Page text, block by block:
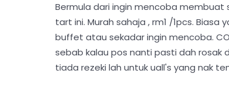
Bermula dari ingin mencoba
tart ini. Murah sahaja , rm1 /1pcs. Biasa
buffet atau sekadar ingin mencoba.
sebab kalau pos nanti pasti dah rosak
tiada rezeki lah untuk uall's yang nak